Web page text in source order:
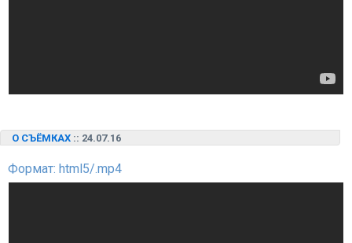
О СЪЁМКАХ :: 24.07.16
Формат: html5/.mp4